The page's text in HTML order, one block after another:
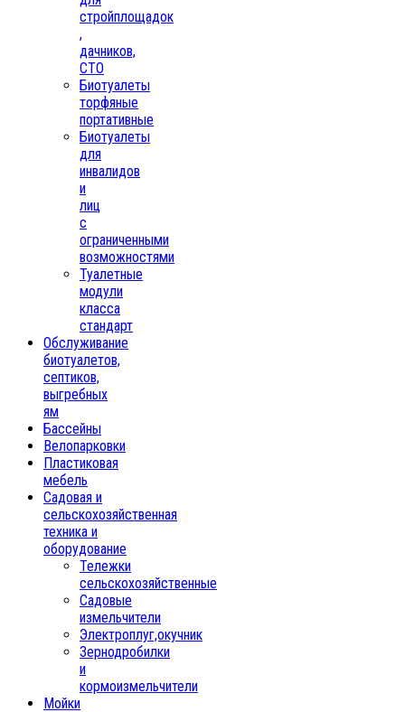
стройплощадок
,
дачников,
СТО
Биотуалеты
торфяные
портативные
Биотуалеты
для
инвалидов
и
лиц
с
ограниченными
возможностями
Туалетные
модули
класса
стандарт
Обслуживание
биотуалетов,
септиков,
выгребных
ям
Бассейны
Велопарковки
Пластиковая
мебель
Садовая и
сельскохозяйственная
техника и
оборудование
Тележки
сельскохозяйственные
Садовые
измельчители
Электроплуг,окучник
Зернодробилки
и
кормоизмельчители
Мойки